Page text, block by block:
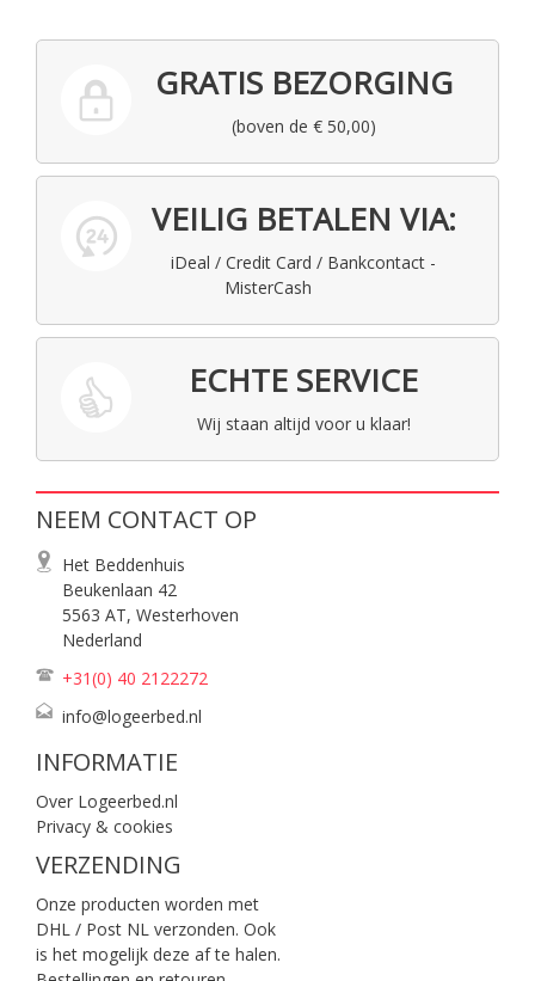
GRATIS BEZORGING
(boven de € 50,00)
VEILIG BETALEN VIA:
iDeal / Credit Card / Bankcontact -
MisterCash
ECHTE SERVICE
Wij staan altijd voor u klaar!
NEEM CONTACT OP
Het Beddenhuis
Beukenlaan 42
5563 AT, Westerhoven
Nederland
+31(0) 40 2122272
info@logeerbed.nl
INFORMATIE
Over Logeerbed.nl
Privacy & cookies
VERZENDING
Onze producten worden met
DHL / Post NL verzonden. Ook
is het mogelijk deze af te halen.